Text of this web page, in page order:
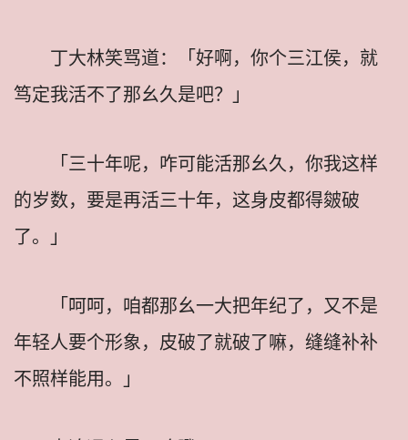
丁大林笑骂道：「好啊，你个三江侯，就
笃定我活不了那幺久是吧？」
「三十年呢，咋可能活那幺久，你我这样
的岁数，要是再活三十年，这身皮都得皴破
了。」
「呵呵，咱都那幺一大把年纪了，又不是
年轻人要个形象，皮破了就破了嘛，缝缝补补
不照样能用。」